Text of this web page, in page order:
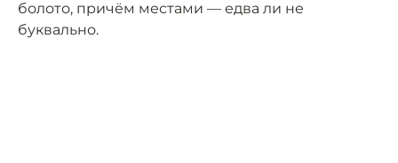
болото, причём местами — едва ли не
буквально.